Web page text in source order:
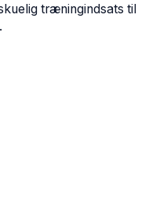
træningindsats til